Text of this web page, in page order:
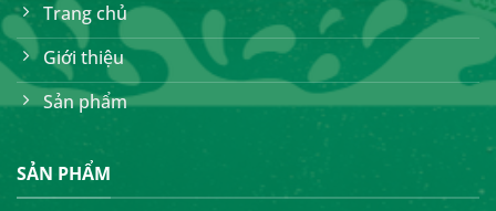
Trang chủ
Giới thiệu
Sản phẩm
SẢN PHẨM